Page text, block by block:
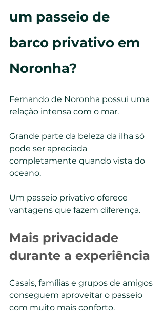
um passeio de
barco privativo em
Noronha?
Fernando de Noronha possui uma
relação intensa com o mar.
Grande parte da beleza da ilha só
pode ser apreciada
completamente quando vista do
oceano.
Um passeio privativo oferece
vantagens que fazem diferença.
Mais privacidade
durante a experiência
Casais, famílias e grupos de amigos
conseguem aproveitar o passeio
com muito mais conforto.